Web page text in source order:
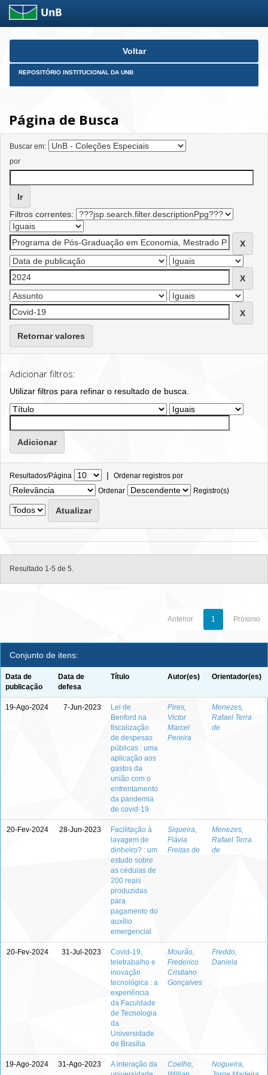
Skip
Voltar
REPOSITÓRIO INSTITUCIONAL DA UNB
Página de Busca
Buscar em:
por
Filtros correntes:
Retornar valores
Adicionar filtros:
Utilizar filtros para refinar o resultado de busca.
Resultados/Página | Ordenar registros por
Ordenar
Registro(s)
Resultado 1-5 de 5.
Anterior 1 Próximo
Conjunto de itens:
Data de
publicação
Data de
defesa
Título Autor(es) Orientador(es)
19-Ago-2024 7-Jun-2023
Lei de
Benford na
fiscalização
de despesas
públicas : uma
aplicação aos
gastos da
união com o
enfrentamento
da pandemia
de covid-19
Pires,
Victor
Marcel
Pereira
Menezes,
Rafael Terra
de
20-Fev-2024 28-Jun-2023
Facilitação à
lavagem de
dinheiro? : um
estudo sobre
as cédulas de
200 reais
produzidas
para
pagamento do
auxílio
emergencial
Siqueira,
Flávia
Freitas de
Menezes,
Rafael Terra
de
20-Fev-2024 31-Jul-2023
Covid-19,
teletrabalho e
inovação
tecnológica : a
experiência
da Faculdade
de Tecnologia
da
Universidade
de Brasília
Mourão,
Frederico
Cristiano
Gonçalves
Freddo,
Daniela
19-Ago-2024 31-Ago-2023
A interação da
Coelho,
Nogueira,